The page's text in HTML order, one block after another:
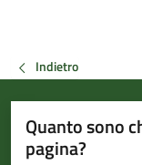
Indietro
Quanto sono
pagina?